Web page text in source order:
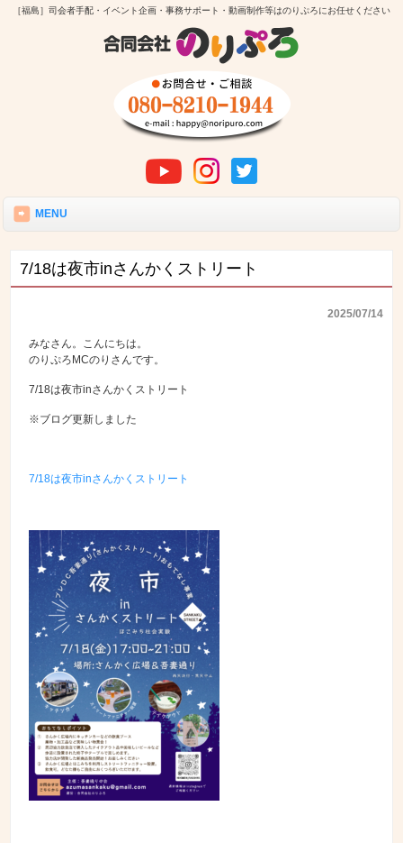
［福島］司会者手配・イベント企画・事務サポート・動画制作等はのりぷろにお任せください
MENU
7/18は夜市inさんかくストリート
2025/07/14
みなさん。こんにちは。
のりぷろMCのりさんです。
7/18は夜市inさんかくストリート
※ブログ更新しました
7/18は夜市inさんかくストリート